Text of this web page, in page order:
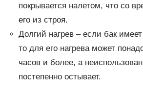
покрывается налетом, что со
его из строя.
Долгий нагрев – если бак
то для его нагрева может
часов и более, а
постепенно остывает.